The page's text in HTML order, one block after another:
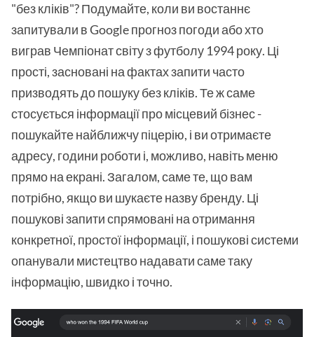
"без кліків"? Подумайте, коли ви востаннє
запитували в Google прогноз погоди або хто
виграв Чемпіонат світу з футболу 1994 року. Ці
прості, засновані на фактах запити часто
призводять до пошуку без кліків. Те ж саме
стосується інформації про місцевий бізнес -
пошукайте найближчу піцерію, і ви отримаєте
адресу, години роботи і, можливо, навіть меню
прямо на екрані. Загалом, саме те, що вам
потрібно, якщо ви шукаєте назву бренду. Ці
пошукові запити спрямовані на отримання
конкретної, простої інформації, і пошукові системи
опанували мистецтво надавати саме таку
інформацію, швидко і точно.